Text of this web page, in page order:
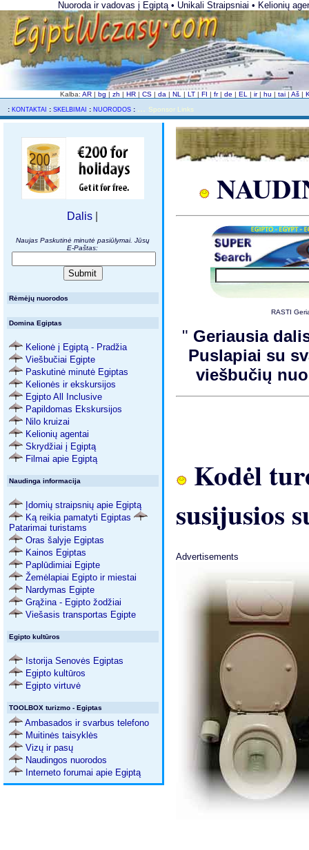
Nuoroda ir vadovas į Egiptą • Unikali Straipsniai • Kelionių
Kalba:AR |bg |zh |HR |CS |da |NL |LT |FI |fr |de |EL |ir |hu |tai |Aš |
: KONTAKTAI : SKELBIMAI : NUORODOS : Sponsor Links
Dalis
Naujas Paskutinė minutė pasiūlymai. Jūsų
E-Paštas:
Rėmėjų nuorodos
Domina Egiptas
Kelionė į Egiptą - Pradžia
Viešbučiai Egipte
Paskutinė minutė Egiptas
Kelionės ir ekskursijos
Egipto All Inclusive
Papildomas Ekskursijos
Nilo kruizai
Kelionių agentai
Skrydžiai į Egiptą
Filmai apie Egiptą
Naudinga informacija
Įdomių straipsnių apie Egiptą
Ką reikia pamatyti Egiptas
Patarimai turistams
Oras šalyje Egiptas
Kainos Egiptas
Paplūdimiai Egipte
Žemėlapiai Egipto ir miestai
Nardymas Egipte
Grąžina - Egipto žodžiai
Viešasis transportas Egipte
Egipto kultūros
Istorija Senovės Egiptas
Egipto kultūros
Egipto virtuvė
TOOLBOX turizmo - Egiptas
Ambasados ​​ir svarbus telefono
Muitinės taisyklės
Vizų ir pasų
Naudingos nuorodos
Interneto forumai apie Egiptą
RASTI
" Geriausia
Puslapiai su
viešbučių
Kodėl
susijusios
Advertisements